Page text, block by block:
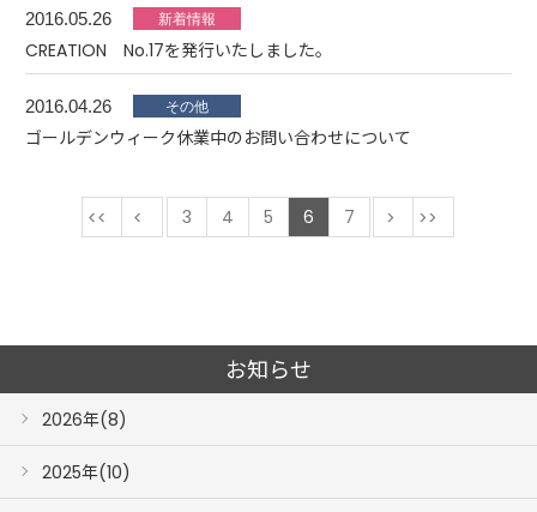
2016.05.26
CREATION No.17を発行いたしました。
2016.04.26
ゴールデンウィーク休業中のお問い合わせについて
最初 前
3 4 5 6 7 次
お知らせ
2026年(8)
2025年(10)